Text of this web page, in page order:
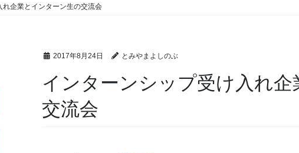
れ企業とインターン生の交流会
2017年8月24日 とみやまよしのぶ
インターンシップ受け入れ
交流会